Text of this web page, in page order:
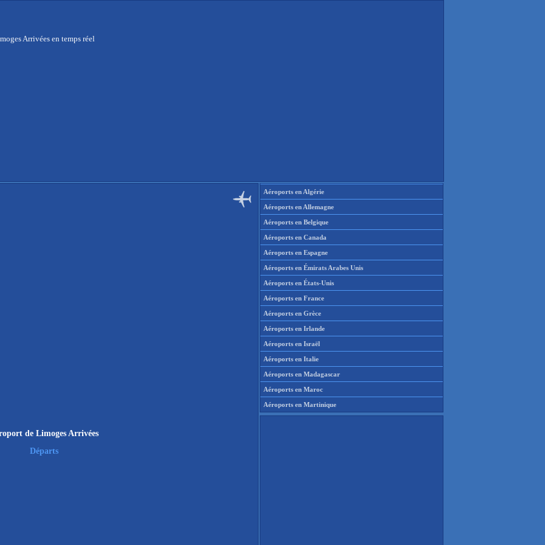
Arrivées en temps réel
de Limoges Arrivées
Départs
Aéroports en Algérie
Aéroports en Allemagne
Aéroports en Belgique
Aéroports en Canada
Aéroports en Espagne
Aéroports en Émirats Arabes Unis
Aéroports en États-Unis
Aéroports en France
Aéroports en Grèce
Aéroports en Irlande
Aéroports en Israël
Aéroports en Italie
Aéroports en Madagascar
Aéroports en Maroc
Aéroports en Martinique